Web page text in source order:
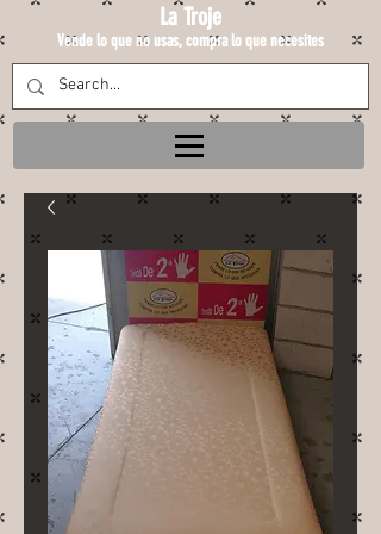
La Troje
Vende lo que no usas, compra lo que necesites